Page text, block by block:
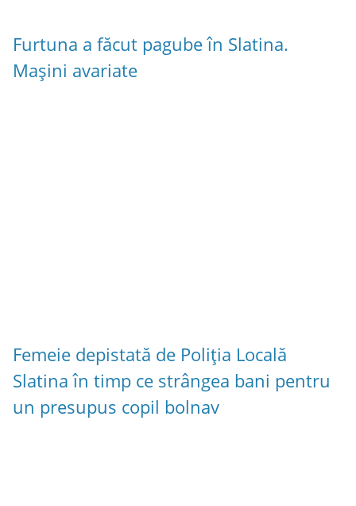
Furtuna a făcut pagube în Slatina.
Mașini avariate
Femeie depistată de Poliția Locală
Slatina în timp ce strângea bani pentru
un presupus copil bolnav